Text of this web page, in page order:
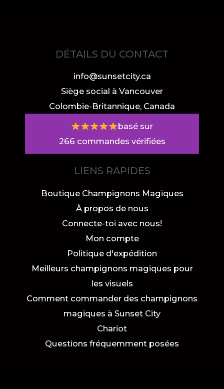
DÉTAILS DU CONTACT
info@sunsetcity.ca
Siège social à Vancouver
Colombie-Britannique, Canada
basé sur
266 commandes vérifiées
LIENS RAPIDES
Boutique Champignons Magiques
À propos de nous
Connecte-toi avec nous!
Mon compte
Politique d'expédition
Meilleurs champignons magiques pour
les visuels
Comment commander des champignons
magiques à Sunset City
Chariot
Questions fréquemment posées